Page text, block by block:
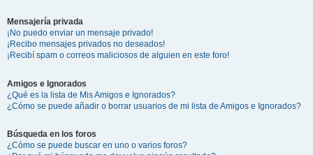
Mensajería privada
¡No puedo enviar un mensaje privado!
¡Recibo mensajes privados no deseados!
¡Recibí spam o correos maliciosos de alguien en este foro!
Amigos e Ignorados
¿Qué es la lista de Mis Amigos e Ignorados?
¿Cómo se puede añadir o borrar usuarios de mi lista de Amigos e Ignorados?
Búsqueda en los foros
¿Cómo se puede buscar en uno o varios foros?